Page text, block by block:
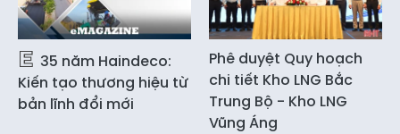
35 năm Haindeco:
Kiến tạo thương hiệu từ
bản lĩnh đổi mới
Phê duyệt Quy hoạch
chi tiết Kho LNG Bắc
Trung Bộ - Kho LNG
Vũng Áng